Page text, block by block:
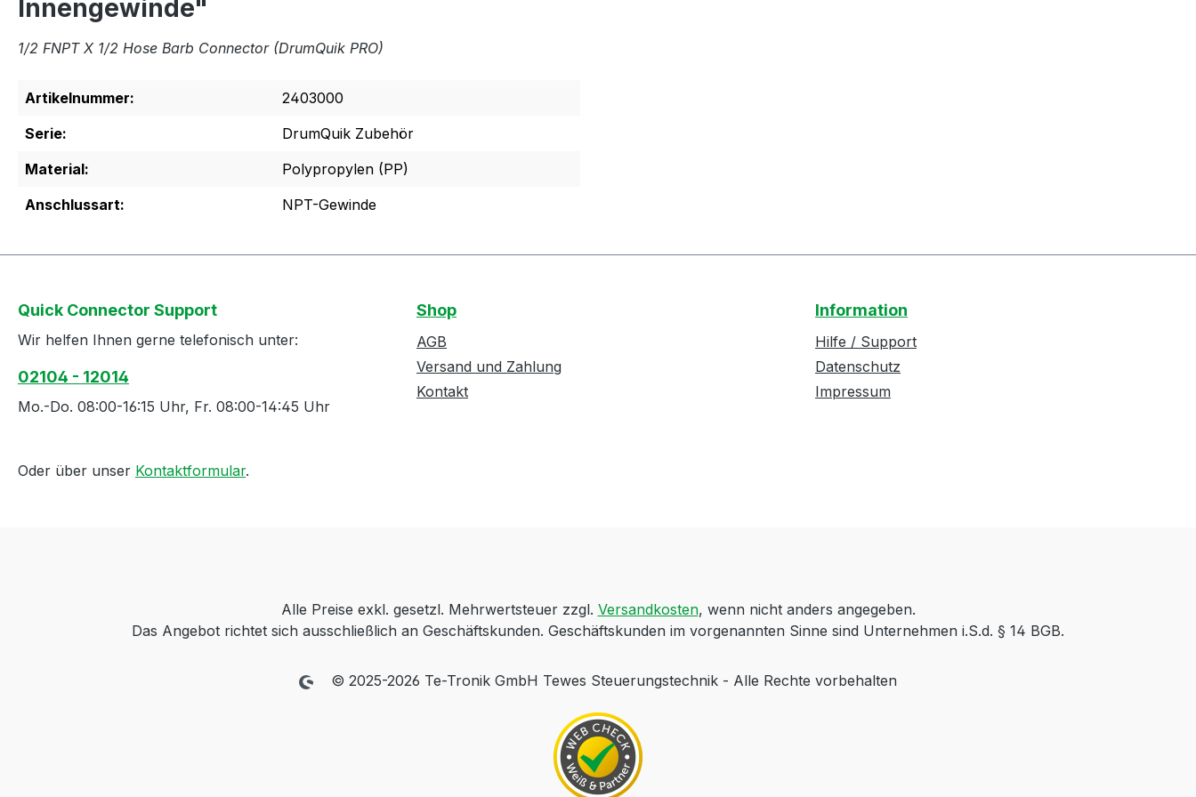
Innengewinde"
1/2 FNPT X 1/2 Hose Barb Connector (DrumQuik PRO)
Artikelnummer:
2403000
Serie:
DrumQuik Zubehör
Material:
Polypropylen (PP)
Anschlussart:
NPT-Gewinde
Quick Connector Support
Wir helfen Ihnen gerne telefonisch unter:
02104 - 12014
Mo.-Do. 08:00-16:15 Uhr, Fr. 08:00-14:45 Uhr
Oder über unser Kontaktformular.
Shop
AGB
Versand und Zahlung
Kontakt
Information
Hilfe / Support
Datenschutz
Impressum
Alle Preise exkl. gesetzl. Mehrwertsteuer zzgl. Versandkosten, wenn nicht anders angegeben.
Das Angebot richtet sich ausschließlich an Geschäftskunden. Geschäftskunden im vorgenannten Sinne sind Unternehmen i.S.d. § 14 BGB.
© 2025-2026 Te-Tronik GmbH Tewes Steuerungstechnik - Alle Rechte vorbehalten